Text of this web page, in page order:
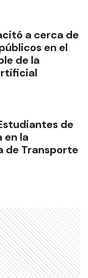
a cerca de
en el
de la
de
la
de Transporte